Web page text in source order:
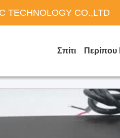
TECHNOLOGY CO.,LTD
Σπίτι Περίπου